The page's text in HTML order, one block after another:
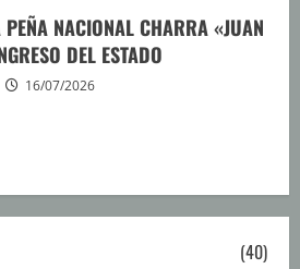
NACIONAL CHARRA «JUAN
DEL ESTADO
16/07/2026
(40)